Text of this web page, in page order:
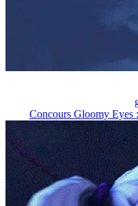
Concours Gloomy Eyes